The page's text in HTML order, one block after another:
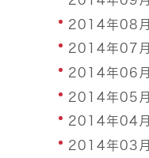
2014年08月
2014年07月
2014年06月
2014年05月
2014年04月
2014年03月